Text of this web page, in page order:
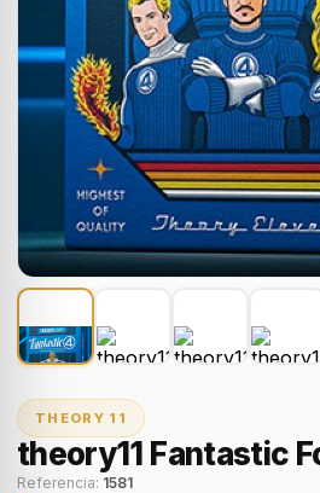
THEORY 11
theory11 Fantastic
Referencia: 1581